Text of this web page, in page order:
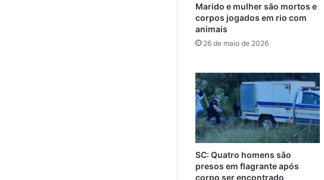
Marido e mulher são mortos e
corpos jogados em rio com
animais
26 de maio de 2026
SC: Quatro homens são
presos em flagrante após
corpo ser encontrado